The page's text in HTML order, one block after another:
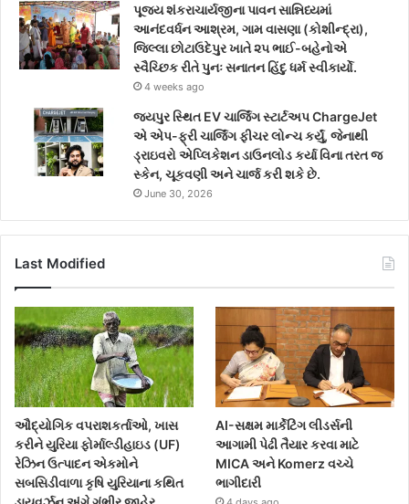
પૂજ્ય શંકરાચાર્યજીના પાવન સાન્નિધ્યમાં
આનંદવર્ધન આશ્રમ, ગામ વાસણા (કોશીન્દ્રા),
જિલ્લા છોટાઉદેપુર ખાતે ૨૫ ભાઈ-બહેનોએ
સ્વૈચ્છિક રીતે પુનઃ સનાતન હિંદુ ધર્મ સ્વીકાર્યો.
4 weeks ago
જયપુર સ્થિત EV ચાર્જિંગ સ્ટાર્ટઅપ ChargeJet
એ એપ-ફ્રી ચાર્જિંગ ફીચર લોન્ચ કર્યું, જેનાથી
ડ્રાઇવરો એપ્લિકેશન ડાઉનલોડ કર્યા વિના તરત જ
સ્કેન, ચૂકવણી અને ચાર્જ કરી શકે છે.
June 30, 2026
Last Modified
ઔદ્યોગિક વપરાશકર્તાઓ, ખાસ
કરીને યુરિયા ફોર્માલ્ડીહાઇડ (UF)
રેઝિન ઉત્પાદન એકમોને
સબસિડીવાળા કૃષિ યુરિયાના કથિત
AI-સક્ષમ માર્કેટિંગ લીડર્સની
આગામી પેઢી તૈયાર કરવા માટે
MICA અને Komerz વચ્ચે
ભાગીદારી